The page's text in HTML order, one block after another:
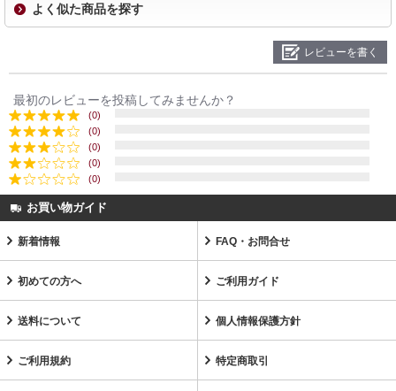
よく似た商品を探す
レビューを書く
最初のレビューを投稿してみませんか？
(0)
(0)
(0)
(0)
(0)
お買い物ガイド
新着情報 FAQ・お問合せ
初めての方へ ご利用ガイド
送料について 個人情報保護方針
ご利用規約 特定商取引